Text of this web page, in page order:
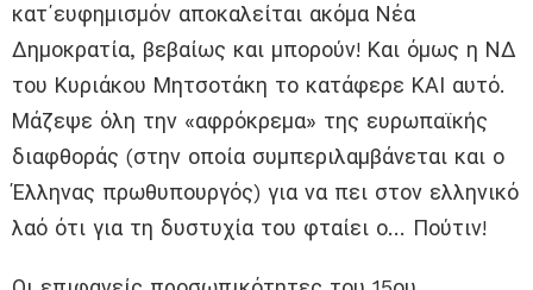
κατ΄ευφημισμόν αποκαλείται ακόμα Νέα
Δημοκρατία, βεβαίως και μπορούν! Και όμως η ΝΔ
του Κυριάκου Μητσοτάκη το κατάφερε ΚΑΙ αυτό.
Μάζεψε όλη την «αφρόκρεμα» της ευρωπαϊκής
διαφθοράς (στην οποία συμπεριλαμβάνεται και ο
Έλληνας πρωθυπουργός) για να πει στον ελληνικό
λαό ότι για τη δυστυχία του φταίει ο… Πούτιν!